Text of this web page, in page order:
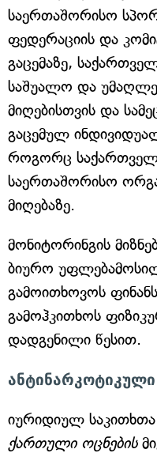
საერთაშორისო
ფედერაციის და
გაცემაზე,
საშუალო და
მიღებისთვის და
გაცემულ
როგორც
საერთაშორისო
მიღებაზე.
მონიტორინგის
ბიურო
გამოითხოვოს
გამოჰკითხოს
დადგენილი წესით.
იურიდიულ საკითხთა
ქართული ოცნების